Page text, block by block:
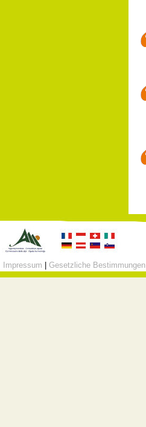
Impressum Gesetzliche Bestimmungen